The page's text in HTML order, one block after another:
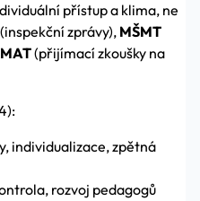
přístup a klima, ne
(inspekční zprávy), MŠMT
(přijímací zkoušky na
individualizace, zpětná
rozvoj pedagogů